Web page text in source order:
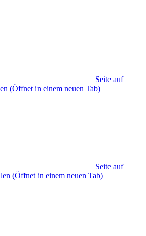
Seite auf
(Öffnet in einem neuen Tab)
Seite auf
(Öffnet in einem neuen Tab)